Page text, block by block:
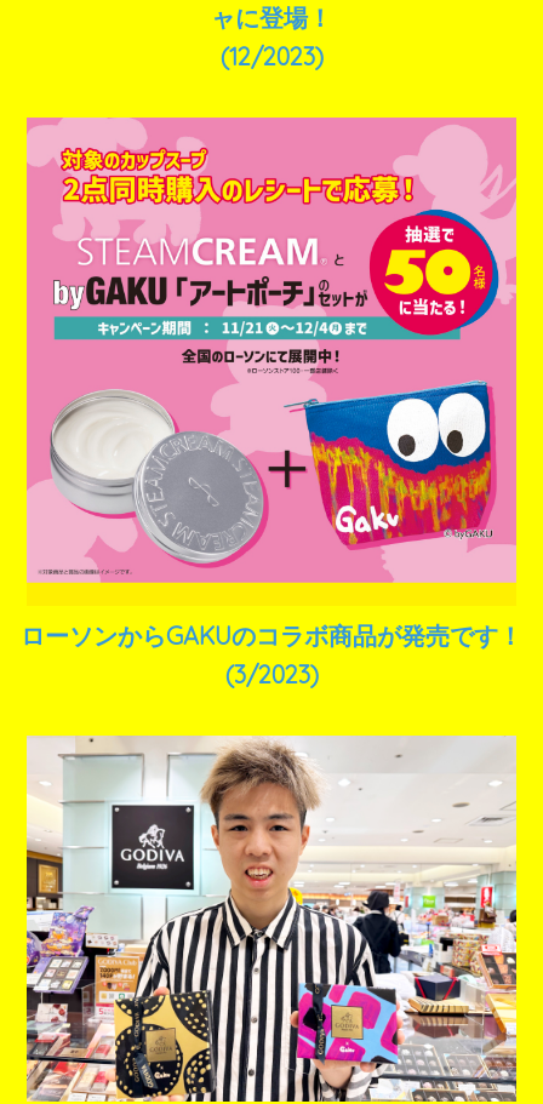
ャに登場！
(12/2023)
ローソンからGAKUのコラボ商品が発売です！
(3/2023)